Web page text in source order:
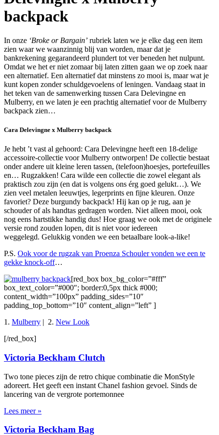
backpack
In onze ‘Broke or Bargain’ rubriek laten we je elke dag een item
zien waar we waanzinnig blij van worden, maar dat je
bankrekening gegarandeerd plundert tot ver beneden het nulpunt.
Omdat we het er niet zomaar bij laten zitten gaan we op zoek naar
een alternatief. Een alternatief dat minstens zo mooi is, maar wat je
kunt kopen zonder schuldgevoelens of leningen. Vandaag staat in
het teken van de samenwerking tussen Cara Delevingne en
Mulberry, en we laten je een prachtig alternatief voor de Mulberry
backpack zien…
Cara Delevingne x Mulberry backpack
Je hebt ’t vast al gehoord: Cara Delevingne heeft een 18-delige
accessoire-collectie voor Mulberry ontworpen! De collectie bestaat
onder andere uit kleine leren tassen, (telefoon)hoesjes, portefeuilles
en… Rugzakken! Cara wilde een collectie die zowel elegant als
praktisch zou zijn (en dat is volgens ons érg goed gelukt…). We
zien veel metalen leeuwtjes, legerprints en fijne kleuren. Onze
favoriet? Deze burgundy backpack! Hij kan op je rug, aan je
schouder of als handtas gedragen worden. Niet alleen mooi, ook
nog eens hartstikke handig dus! Hoe graag we ook met de originele
versie rond zouden lopen, dit is niet voor iedereen
weggelegd. Gelukkig vonden we een betaalbare look-a-like!
P.S. Ook voor de rugzak van Proenza Schouler vonden we een te
gekke knock-off…
[red_box box_bg_color=”#fff”
box_text_color=”#000″; border:0,5px thick #000;
content_width=”100px” padding_sides=”10″
padding_top_bottom=”10″ content_align=”left” ]
1. Mulberry | 2. New Look
[/red_box]
Victoria Beckham Clutch
Two tone pieces zijn de retro chique combinatie die MonStyle
adoreert. Het geeft een instant Chanel fashion gevoel. Sinds de
lancering van de vergrote portemonnee
Lees meer »
Victoria Beckham Bag